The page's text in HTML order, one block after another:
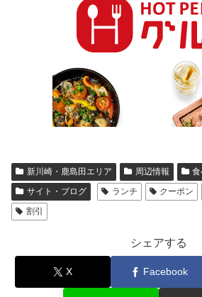
新川崎・鹿島田エリア 周辺情報
食
サイト・ブログ
ランチ クーポン
割引
シェアする
X Facebook